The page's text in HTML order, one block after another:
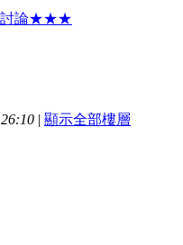
討論★★★
| 顯示全部樓層